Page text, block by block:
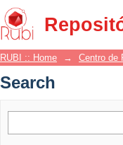
Search
RUBI :: Home → Centro de
Search